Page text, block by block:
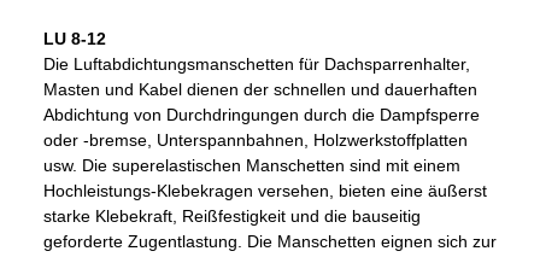
LU 8-12
Die Luftabdichtungsmanschetten für Dachsparrenhalter,
Masten und Kabel dienen der schnellen und dauerhaften
Abdichtung von Durchdringungen durch die Dampfsperre
oder -bremse, Unterspannbahnen, Holzwerkstoffplatten
usw. Die superelastischen Manschetten sind mit einem
Hochleistungs-Klebekragen versehen, bieten eine äußerst
starke Klebekraft, Reißfestigkeit und die bauseitig
geforderte Zugentlastung. Die Manschetten eignen sich zur